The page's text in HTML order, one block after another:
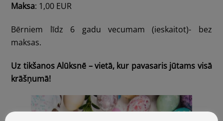
Maksa: 1,00 EUR
Bērniem līdz 6 gadu vecumam (ieskaitot)- bez
maksas.
Uz tikšanos Alūksnē – vietā, kur pavasaris jūtams visā
krāšņumā!